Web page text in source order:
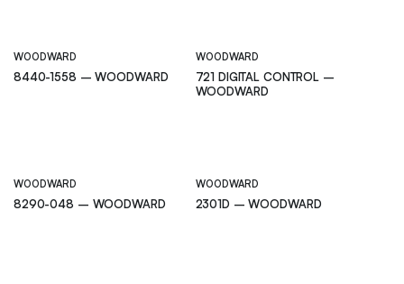
WOODWARD
8440-1558 – WOODWARD
WOODWARD
721 DIGITAL CONTROL –
WOODWARD
WOODWARD
8290-048 – WOODWARD
WOODWARD
2301D – WOODWARD